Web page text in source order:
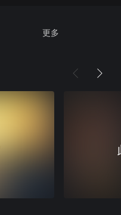
更多